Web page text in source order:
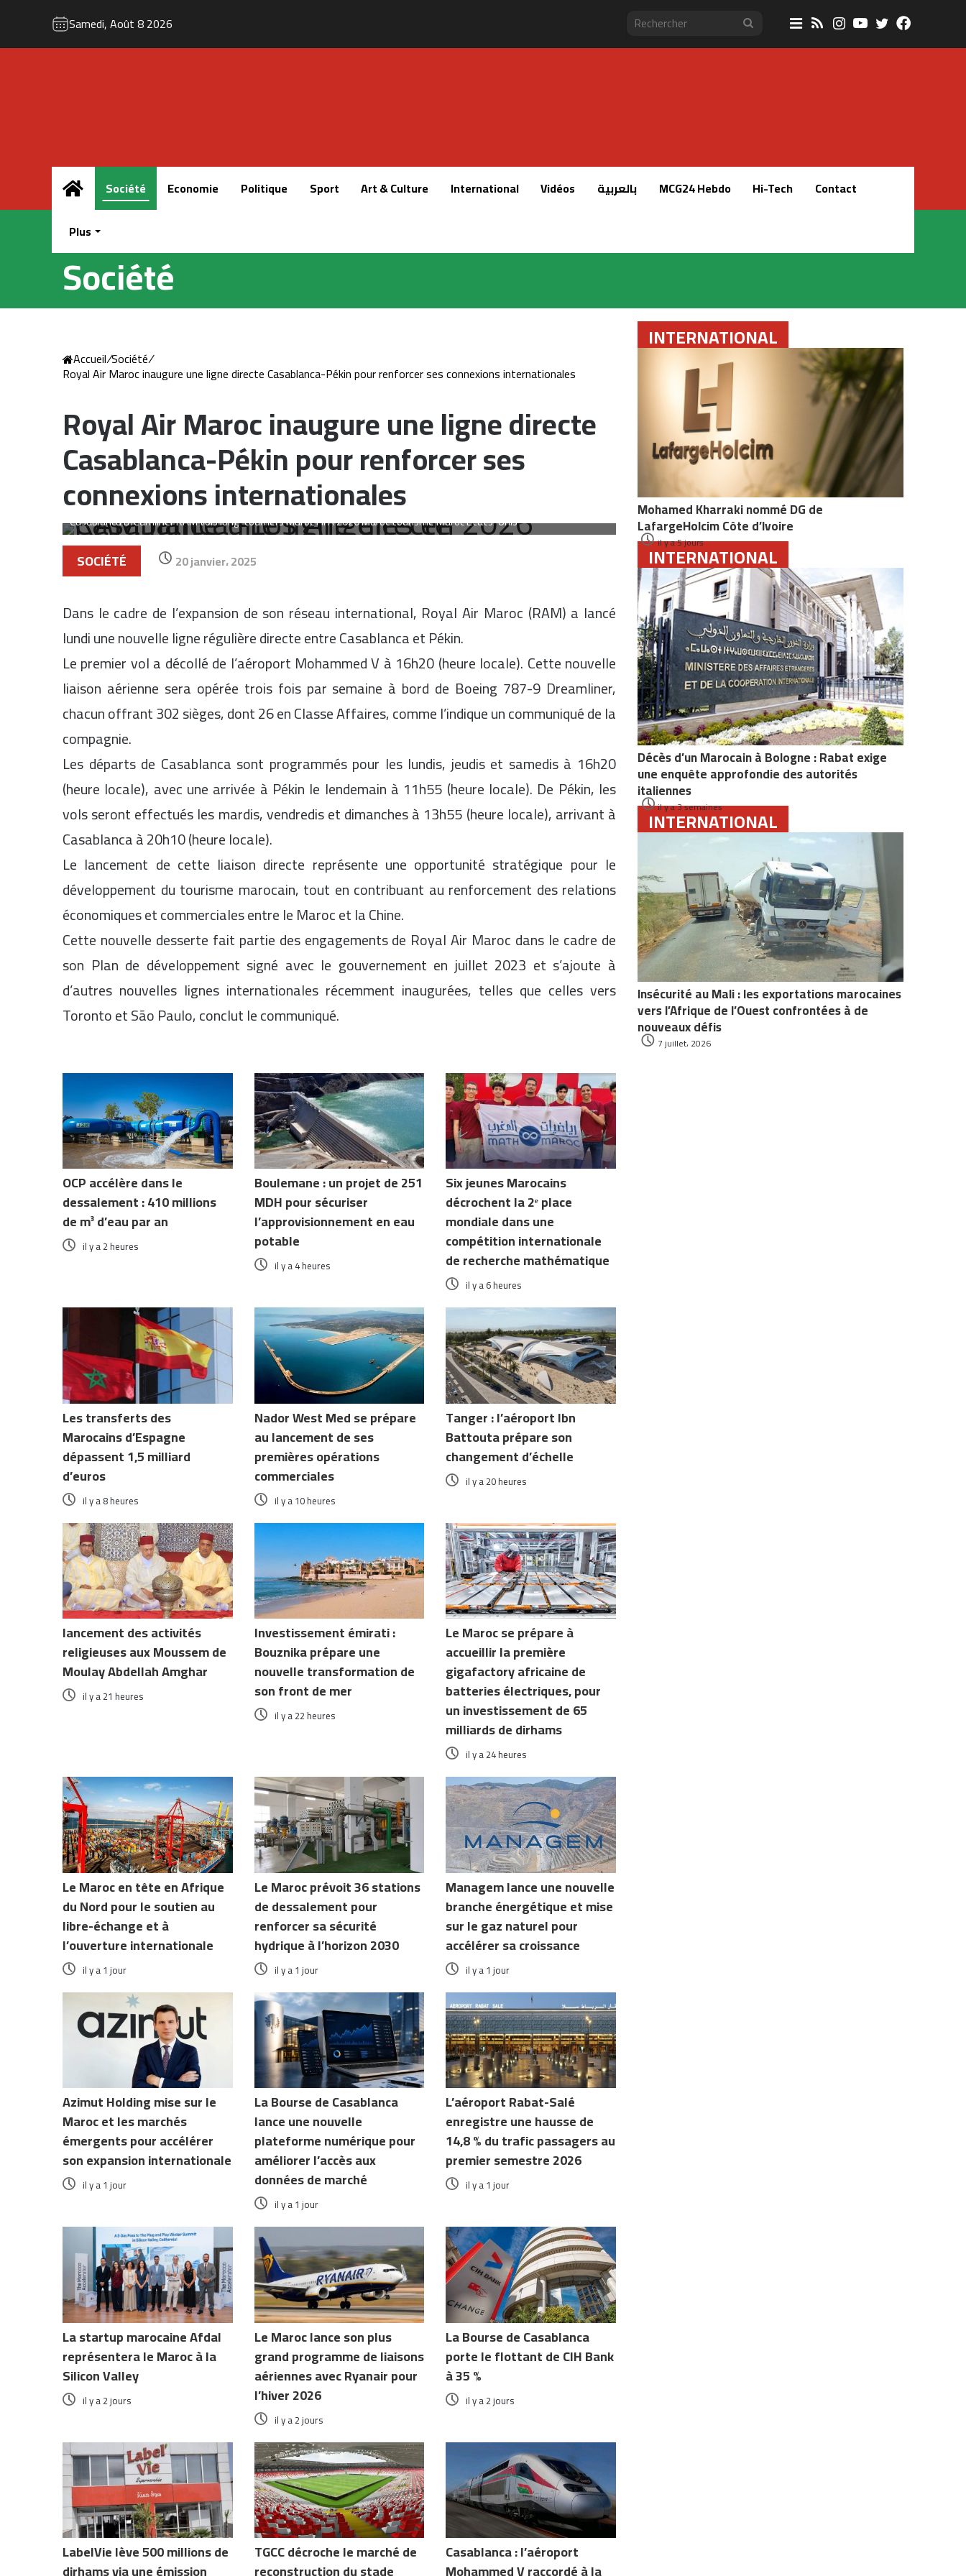
Samedi, Août 8 2026 RechercherSidebar
(barre
RSSInstagram
YouTube
Twitter
AccueilSociété Economie Politique Sport Art & Culture International Vidéos بالعربية MCG24 Hebdo Hi-Tech
Contact
Plus
Société
Accueil/Société/
Royal Air Maroc inaugure une ligne directe Casablanca-Pékin pour renforcer ses connexions internationales
Royal Air Maroc inaugure une ligne directe
Casablanca-Pékin pour renforcer ses
connexions internationales
Royal Air Maroc Casablanca Los Angeles nouvelle ligne aérienne Maroc RAM 2026 vol direct Los Angeles hub aérien
Casablanca Dreamliner RAM vols long-courriers Maroc FIFA 2026 Maroc tourisme Maroc États-Unis
SOCIÉTÉ 20 janvier، 2025
Dans le cadre de l’expansion de son réseau international, Royal Air Maroc (RAM) a lancé
lundi une nouvelle ligne régulière directe entre Casablanca et Pékin.
Le premier vol a décollé de l’aéroport Mohammed V à 16h20 (heure locale). Cette nouvelle
liaison aérienne sera opérée trois fois par semaine à bord de Boeing 787-9 Dreamliner,
chacun offrant 302 sièges, dont 26 en Classe Affaires, comme l’indique un communiqué de la
compagnie.
Les départs de Casablanca sont programmés pour les lundis, jeudis et samedis à 16h20
(heure locale), avec une arrivée à Pékin le lendemain à 11h55 (heure locale). De Pékin, les
vols seront effectués les mardis, vendredis et dimanches à 13h55 (heure locale), arrivant à
Casablanca à 20h10 (heure locale).
Le lancement de cette liaison directe représente une opportunité stratégique pour le
développement du tourisme marocain, tout en contribuant au renforcement des relations
économiques et commerciales entre le Maroc et la Chine.
Cette nouvelle desserte fait partie des engagements de Royal Air Maroc dans le cadre de
son Plan de développement signé avec le gouvernement en juillet 2023 et s’ajoute à
d’autres nouvelles lignes internationales récemment inaugurées, telles que celles vers
Toronto et São Paulo, conclut le communiqué.
OCP accélère dans le
dessalement : 410 millions
de m³ d’eau par an
il y a 2 heures
Boulemane : un projet de 251
MDH pour sécuriser
l’approvisionnement en eau
potable
il y a 4 heures
Six jeunes Marocains
décrochent la 2ᵉ place
mondiale dans une
compétition internationale
de recherche mathématique
il y a 6 heures
Les transferts des
Marocains d’Espagne
dépassent 1,5 milliard
d’euros
il y a 8 heures
Nador West Med se prépare
au lancement de ses
premières opérations
commerciales
il y a 10 heures
Tanger : l’aéroport Ibn
Battouta prépare son
changement d’échelle
il y a 20 heures
lancement des activités
religieuses aux Moussem de
Moulay Abdellah Amghar
il y a 21 heures
Investissement émirati :
Bouznika prépare une
nouvelle transformation de
son front de mer
il y a 22 heures
Le Maroc se prépare à
accueillir la première
gigafactory africaine de
batteries électriques, pour
un investissement de 65
milliards de dirhams
il y a 24 heures
Le Maroc en tête en Afrique
du Nord pour le soutien au
libre-échange et à
l’ouverture internationale
il y a 1 jour
Le Maroc prévoit 36 stations
de dessalement pour
renforcer sa sécurité
hydrique à l’horizon 2030
il y a 1 jour
Managem lance une nouvelle
branche énergétique et mise
sur le gaz naturel pour
accélérer sa croissance
il y a 1 jour
Azimut Holding mise sur le
Maroc et les marchés
émergents pour accélérer
son expansion internationale
il y a 1 jour
La Bourse de Casablanca
lance une nouvelle
plateforme numérique pour
améliorer l’accès aux
données de marché
il y a 1 jour
L’aéroport Rabat-Salé
enregistre une hausse de
14,8 % du trafic passagers au
premier semestre 2026
il y a 1 jour
La startup marocaine Afdal
représentera le Maroc à la
Silicon Valley
il y a 2 jours
Le Maroc lance son plus
grand programme de liaisons
aériennes avec Ryanair pour
l’hiver 2026
il y a 2 jours
La Bourse de Casablanca
porte le flottant de CIH Bank
à 35 %
il y a 2 jours
LabelVie lève 500 millions de
TGCC décroche le marché de
Casablanca : l’aéroport
INTERNATIONAL
Mohamed Kharraki nommé DG de
LafargeHolcim Côte d’Ivoire
il y a 5 jours
INTERNATIONAL
Décès d’un Marocain à Bologne : Rabat exige
une enquête approfondie des autorités
italiennes
il y a 3 semaines
INTERNATIONAL
Insécurité au Mali : les exportations marocaines
vers l’Afrique de l’Ouest confrontées à de
nouveaux défis
7 juillet، 2026